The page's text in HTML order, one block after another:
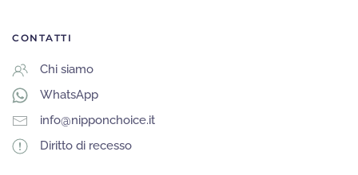
CONTATTI
Chi siamo
WhatsApp
info@nipponchoice.it
Diritto di recesso